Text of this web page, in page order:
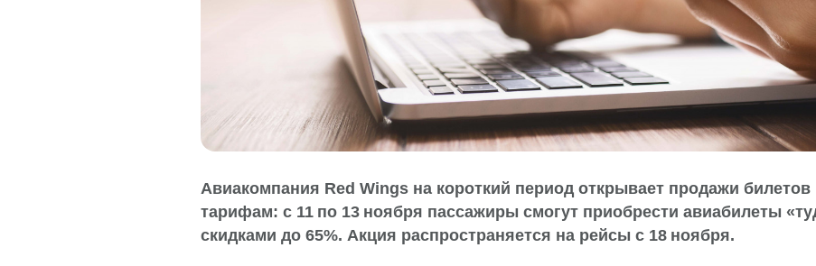
Авиакомпания Red Wings на короткий период открывает продажи
тарифам: с 11 по 13 ноября пассажиры смогут приобрести авиабилеты
скидками до 65%. Акция распространяется на рейсы с 18 ноября.